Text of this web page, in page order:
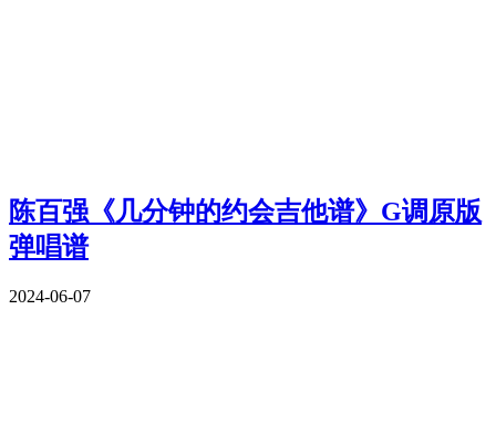
陈百强《几分钟的约会吉他谱》G调原版
弹唱谱
2024-06-07